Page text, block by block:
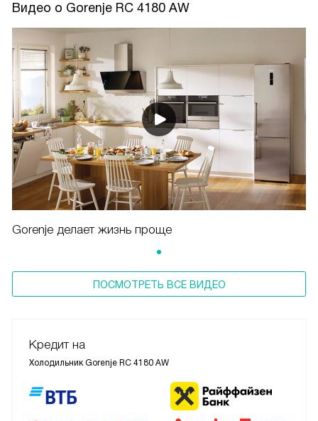
Видео о Gorenje RC 4180 AW
Gorenje делает жизнь проще
ПОСМОТРЕТЬ ВСЕ ВИДЕО
Кредит на
Холодильник Gorenje RC 4180 AW